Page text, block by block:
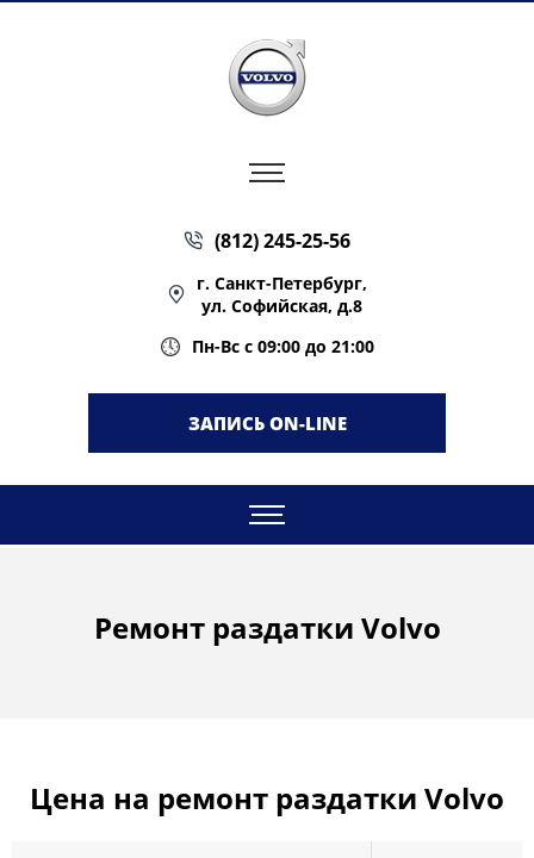
(812) 245-25-56
г. Санкт-Петербург,
ул. Софийская, д.8
Пн-Вс с 09:00 до 21:00
ЗАПИСЬ ON-LINE
Ремонт раздатки Volvo
Цена на ремонт раздатки Volvo